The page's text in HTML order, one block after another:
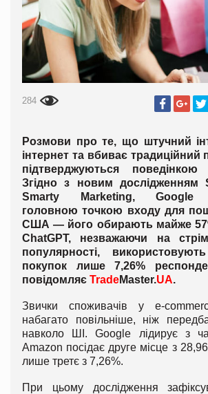
284
Розмови про те, що штучний
інтернет та вбиває традиційний
підтверджуються поведінкою
Згідно з новим дослідженням
Smarty Marketing, Google
головною точкою входу для
США — його обирають майже
ChatGPT, незважаючи на
популярності,
покупок лише 7,26%
повідомляє TradeMaster.UA.
Звички споживачів у e-
набагато повільніше, ніж
навколо ШІ. Google лідирує з
Amazon посідає друге місце з
лише третє з 7,26%.
При цьому дослідження